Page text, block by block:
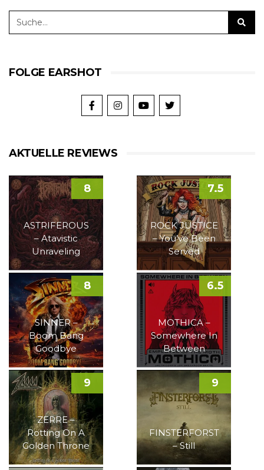
FOLGE EARSHOT
AKTUELLE REVIEWS
ASTRIFEROUS
– Atavistic
Unraveling
8
ROCK JUSTICE
– You’ve Been
Served
7.5
SINNER –
Boom Bang
Goodbye
8
MOTHICA –
Somewhere In
Between
6.5
ZERRE –
Rotting On A
Golden Throne
9
FINSTERFORST
– Still
9